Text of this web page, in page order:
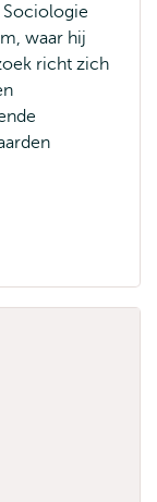
Sociologie
waar hij
richt zich